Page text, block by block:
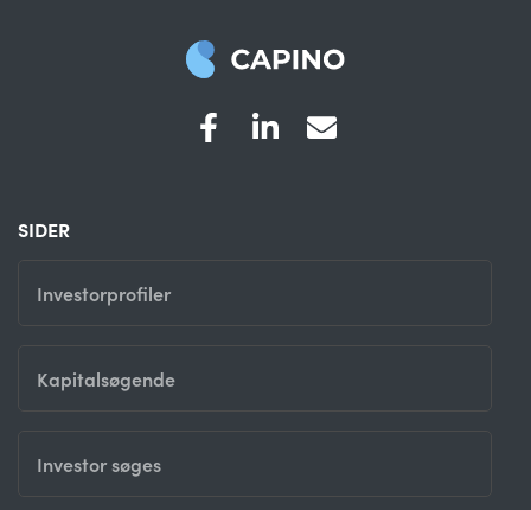
SIDER
Investorprofiler
Kapitalsøgende
Investor søges